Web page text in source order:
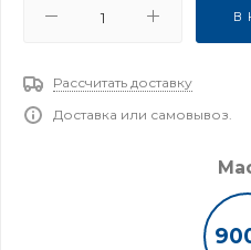
В
Рассчитать доставку
Доставка или самовывоз.